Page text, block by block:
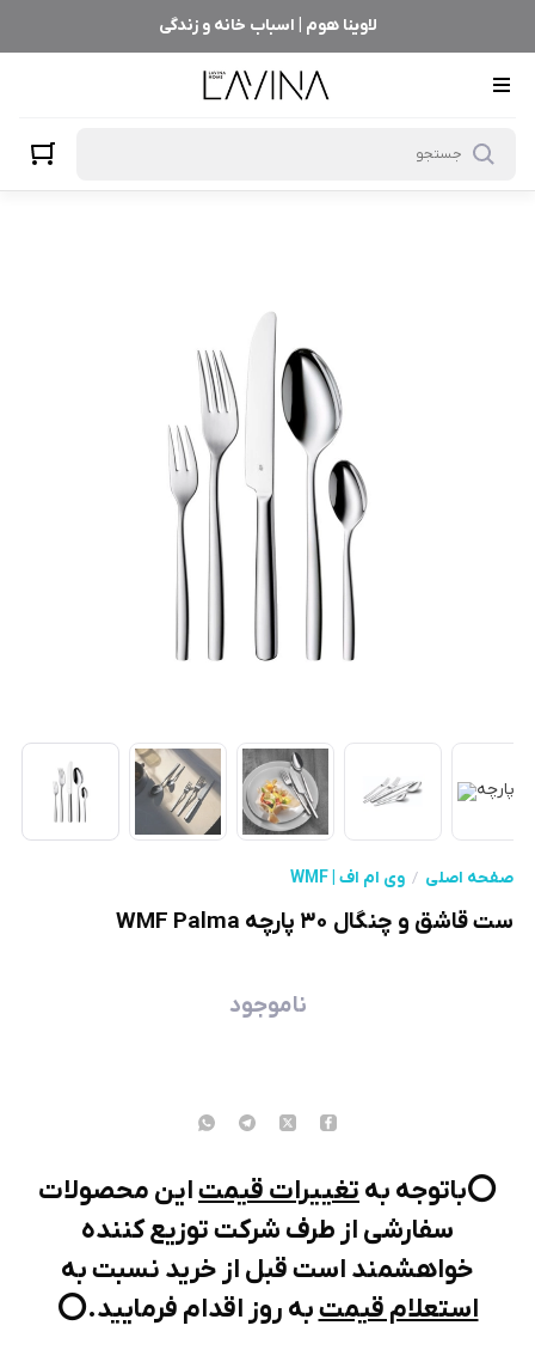
لاوینا هوم | اسباب خانه و زندگی
صفحه اصلی وی ام اف | WMF
ست قاشق و چنگال ۳۰ پارچه WMF Palma
ناموجود
⭕️باتوجه بهتغییرات قیمتاین محصولات
سفارشی از طرف شرکت توزیع کننده
خواهشمند است قبل از خرید نسبت به
استعلام قیمتبه روز اقدام فرمایید.⭕️